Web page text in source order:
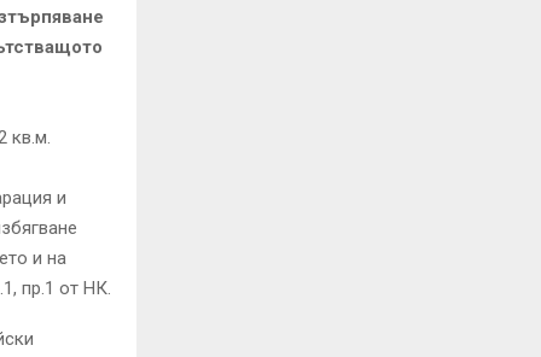
кв.м.
и
и на
пр.1 от НК.